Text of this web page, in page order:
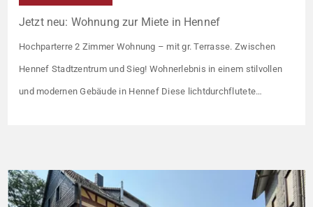
Jetzt neu: Wohnung zur Miete in Hennef
Hochparterre 2 Zimmer Wohnung – mit gr. Terrasse. Zwischen
Hennef Stadtzentrum und Sieg! Wohnerlebnis in einem stilvollen
und modernen Gebäude in Hennef Diese lichtdurchflutete
Fußbodenheizung Modern gefliestes Badezimmer mit großem
Handtuchheizkörper Beheizung über eine energieeffiziente Luft-